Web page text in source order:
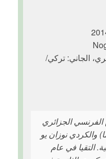
الجاني: تركي/
الجزائري
فيديلين (19 عامًا) والكردي نوزان يو
التقيا في عام